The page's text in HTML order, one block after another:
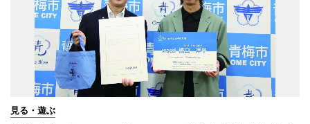
見る・遊ぶ